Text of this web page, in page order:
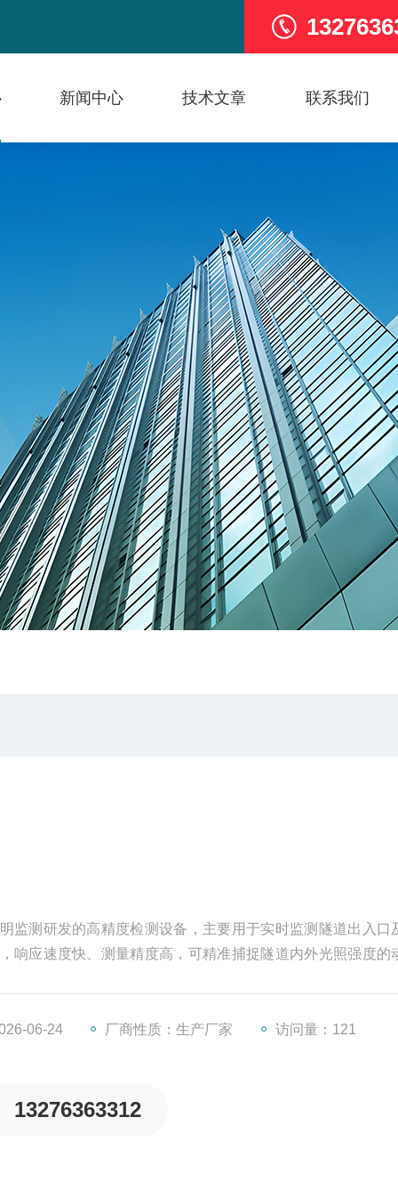
新闻中心 技术文章 联系我们
监测研发的高精度检测设备，主要用于实时监测隧道出入口
响应速度快、测量精度高，可精准捕捉隧道内外光照强度的
06-24 厂商性质：生产厂家 访问量：121
13276363312